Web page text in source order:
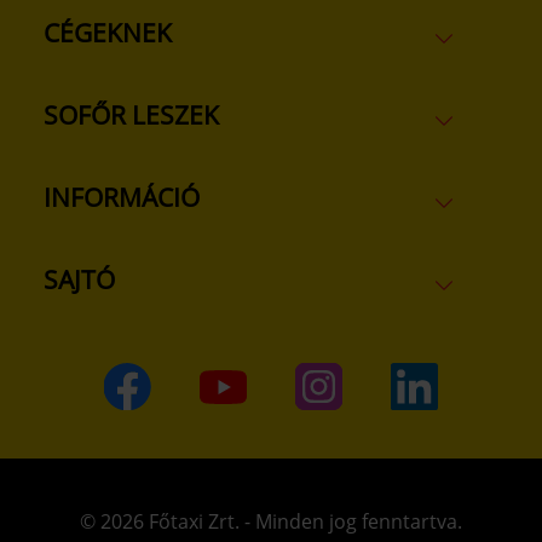
CÉGEKNEK
SOFŐR LESZEK
INFORMÁCIÓ
SAJTÓ
© 2026 Főtaxi Zrt. - Minden jog fenntartva.